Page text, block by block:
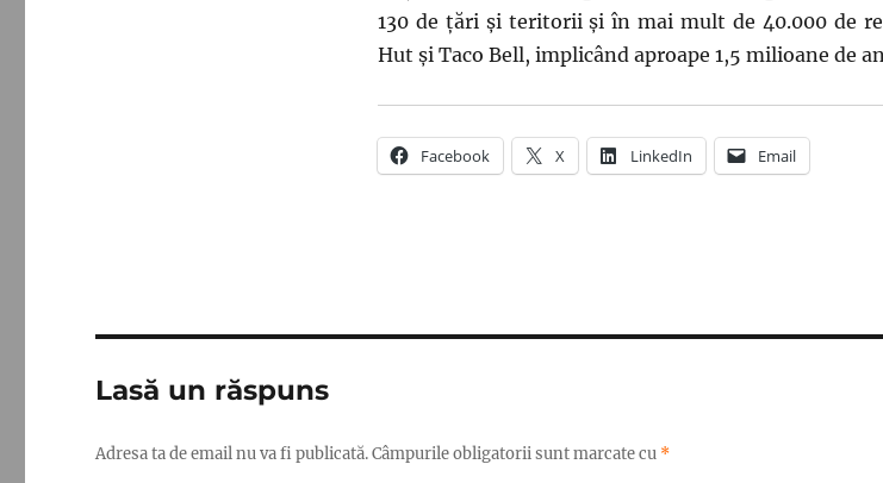
130 de țări și teritorii și în mai mult de 40.000 de
Hut și Taco Bell, implicând aproape 1,5 milioane de
Facebook X LinkedIn Email
Lasă un răspuns
Adresa ta de email nu va fi publicată.Câmpurile obligatorii sunt marcate cu *